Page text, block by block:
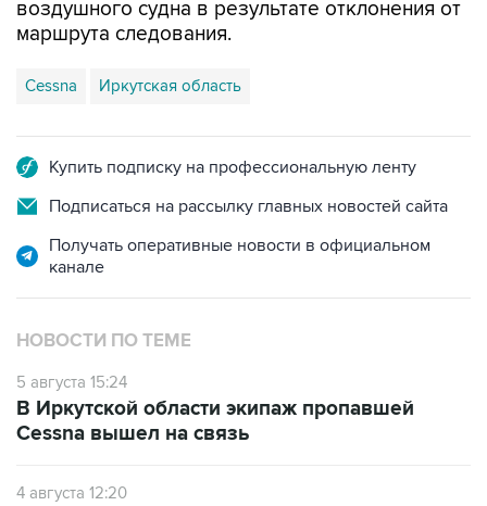
воздушного судна в результате отклонения от
маршрута следования.
Cessna Иркутская область
Купить подписку на профессиональную ленту
Подписаться на рассылку главных новостей сайта
Получать оперативные новости в официальном
канале
НОВОСТИ ПО ТЕМЕ
5 августа 15:24
В Иркутской области экипаж пропавшей
Cessna вышел на связь
4 августа 12:20